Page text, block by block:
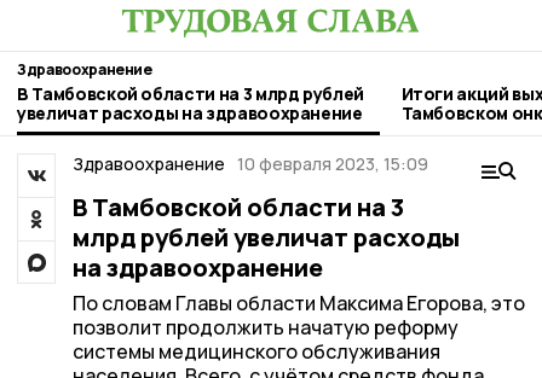
Здравоохранение
В Тамбовской области на 3 млрд рублей
увеличат расходы на здравоохранение
Итоги акций
Тамбовском
Здравоохранение 10 февраля 2023, 15:09
В Тамбовской области на 3
млрд рублей увеличат расходы
на здравоохранение
По словам Главы области Максима Егорова, это
позволит продолжить начатую реформу
системы медицинского обслуживания